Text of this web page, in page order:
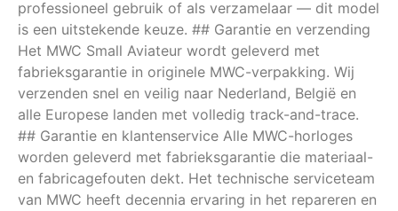
professioneel gebruik of als verzamelaar — dit model
is een uitstekende keuze. ## Garantie en verzending
Het MWC Small Aviateur wordt geleverd met
fabrieksgarantie in originele MWC-verpakking. Wij
verzenden snel en veilig naar Nederland, België en
alle Europese landen met volledig track-and-trace.
## Garantie en klantenservice Alle MWC-horloges
worden geleverd met fabrieksgarantie die materiaal-
en fabricagefouten dekt. Het technische serviceteam
van MWC heeft decennia ervaring in het repareren en